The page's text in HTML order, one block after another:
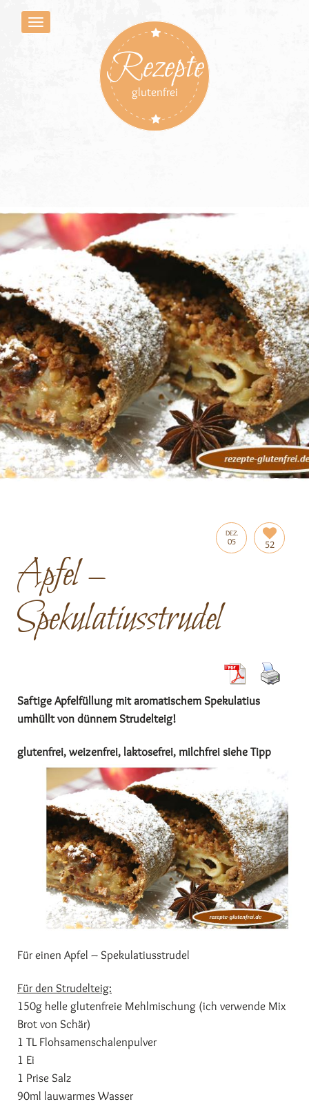
Rezepte
glutenfrei
DEZ.
05 52
Apfel –
Spekulatiusstrudel
Saftige Apfelfüllung mit aromatischem Spekulatius
umhüllt von dünnem Strudelteig!
glutenfrei, weizenfrei, laktosefrei, milchfrei siehe Tipp
Für einen Apfel – Spekulatiusstrudel
Für den Strudelteig:
150g helle glutenfreie Mehlmischung (ich verwende Mix
Brot von Schär)
1 TL Flohsamenschalenpulver
1 Ei
1 Prise Salz
90ml lauwarmes Wasser